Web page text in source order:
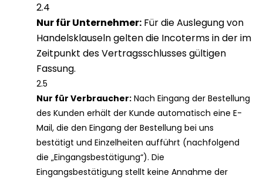
2.4
Nur für Unternehmer: Für die Auslegung von
Handelsklauseln gelten die Incoterms in der im
Zeitpunkt des Vertragsschlusses gültigen
Fassung.
2.5
Nur für Verbraucher: Nach Eingang der Bestellung
des Kunden erhält der Kunde automatisch eine E-
Mail, die den Eingang der Bestellung bei uns
bestätigt und Einzelheiten aufführt (nachfolgend
die „Eingangsbestätigung“). Die
Eingangsbestätigung stellt keine Annahme der